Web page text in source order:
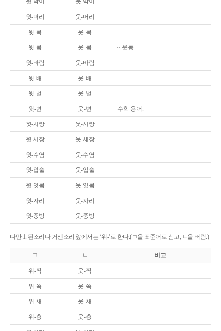
윗-막이 웃-막이
윗-머리 웃-머리
윗-목 웃-목
윗-몸 웃-몸 ~ 운동.
윗-바람 웃-바람
윗-배 웃-배
윗-벌 웃-벌
윗-변 웃-변 수학 용어.
윗-사랑 웃-사랑
윗-세장 웃-세장
윗-수염 웃-수염
윗-입술 웃-입술
윗-잇몸 웃-잇몸
윗-자리 웃-자리
윗-중방 웃-중방
다만 1. 된소리나 거센소리 앞에서는 ‘위-’로 한다.(ㄱ을 표준어로 삼고, ㄴ을 버림.)
ㄱ ㄴ 비고
위-짝 웃-짝
위-쪽 웃-쪽
위-채 웃-채
위-층 웃-층